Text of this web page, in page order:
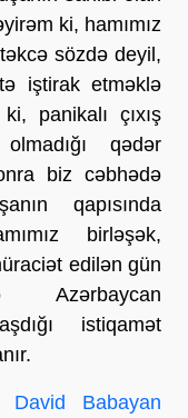
ki, hamımız
sözdə deyil,
iştirak etməklə
panikalı çıxış
qədər
biz cəbhədə
qapısında
birləşək,
edilən gün
Azərbaycan
istiqamət
David Babayan